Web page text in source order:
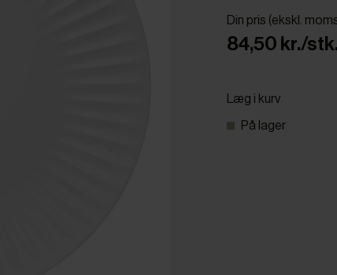
Din pris (ekskl.
84,50 kr./stk.
Læg i kurv
På lager